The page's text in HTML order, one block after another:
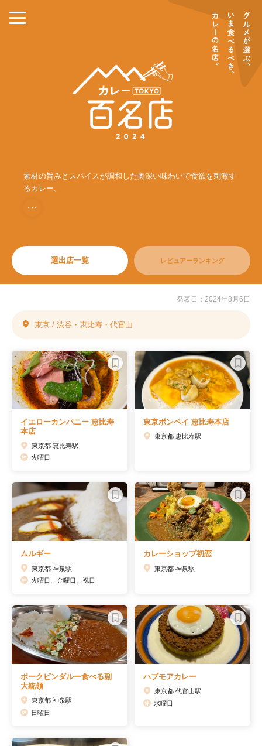
素材の旨みとスパイスが調和した奥深い味わいで食欲を刺激す
るカレー。
・・・
選出店一覧 レビュアーランキング
発表日：2024年8月6日
東京 / 渋谷・恵比寿・代官山
イエローカンパニー 恵比寿
本店
東京都 恵比寿駅
火曜日
東京ボンベイ 恵比寿本店
東京都 恵比寿駅
ムルギー
東京都 神泉駅
火曜日、金曜日、祝日
カレーショップ初恋
東京都 神泉駅
ポークビンダルー食べる副
大統領
東京都 神泉駅
日曜日
ハブモアカレー
東京都 代官山駅
水曜日